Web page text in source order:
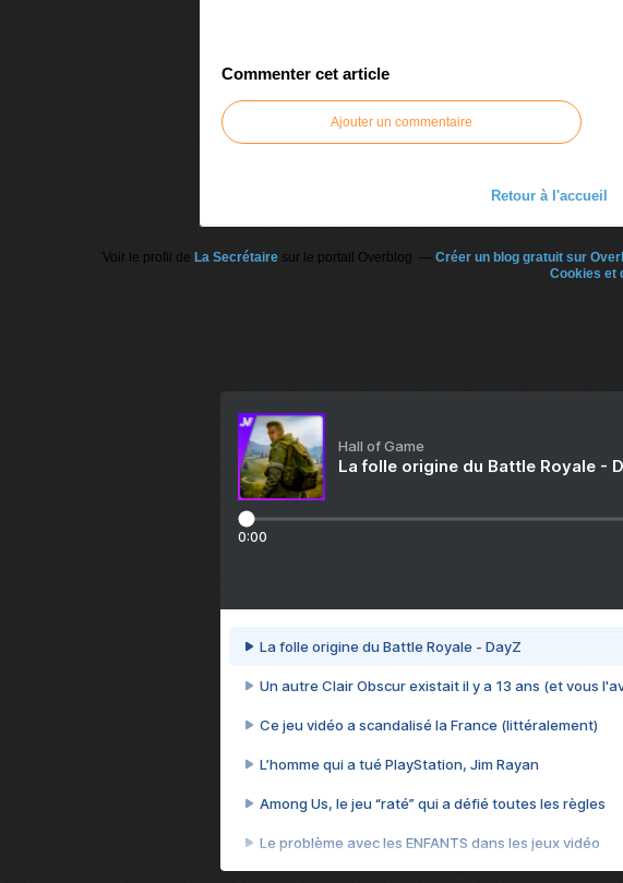
Commenter cet article
Ajouter un commentaire
Retour à l'accueil
Voir le profil de La Secrétaire sur le portail Overblog Créer un blog gratuit sur
Cookies et
Hall of Game
La folle origine du Battle Royale -
0:00
La folle origine du Battle Royale - DayZ
Un autre Clair Obscur existait il y a 13 ans (et vous
Ce jeu vidéo a scandalisé la France (littéralement)
L’homme qui a tué PlayStation, Jim Rayan
Among Us, le jeu “raté” qui a défié toutes les règles
Le problème avec les ENFANTS dans les jeux vidéo